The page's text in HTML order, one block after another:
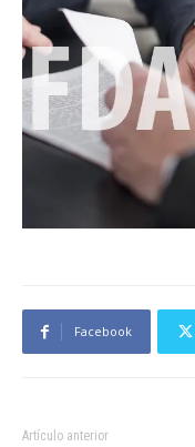
Facebook
Artículo anterior